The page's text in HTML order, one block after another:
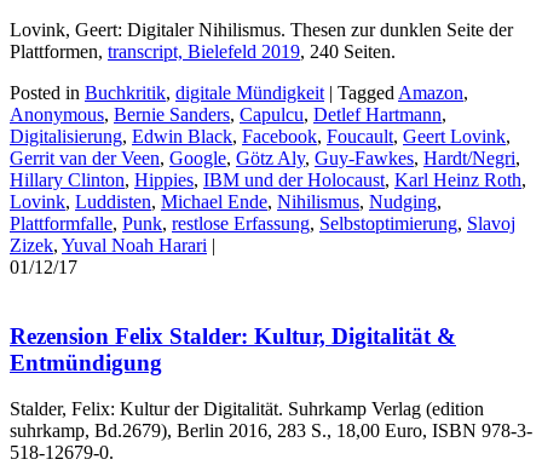
Lovink, Geert: Digitaler Nihilismus. Thesen zur dunklen Seite der
Plattformen, transcript, Bielefeld 2019, 240 Seiten.
Posted in Buchkritik, digitale Mündigkeit | Tagged Amazon,
Anonymous, Bernie Sanders, Capulcu, Detlef Hartmann,
Digitalisierung, Edwin Black, Facebook, Foucault, Geert Lovink,
Gerrit van der Veen, Google, Götz Aly, Guy-Fawkes, Hardt/Negri,
Hillary Clinton, Hippies, IBM und der Holocaust, Karl Heinz Roth,
Lovink, Luddisten, Michael Ende, Nihilismus, Nudging,
Plattformfalle, Punk, restlose Erfassung, Selbstoptimierung, Slavoj
Zizek, Yuval Noah Harari |
01/12/17
Rezension Felix Stalder: Kultur, Digitalität &
Entmündigung
Stalder, Felix: Kultur der Digitalität. Suhrkamp Verlag (edition
suhrkamp, Bd.2679), Berlin 2016, 283 S., 18,00 Euro, ISBN 978-3-
518-12679-0.